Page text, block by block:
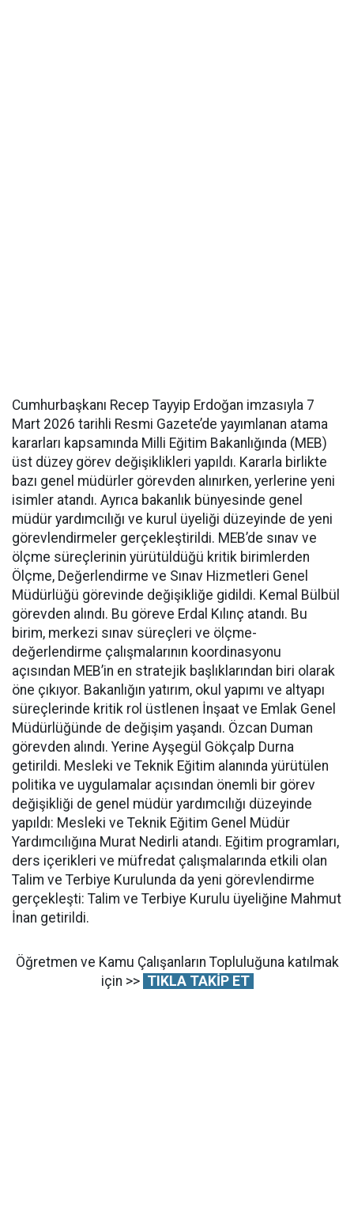
Cumhurbaşkanı Recep Tayyip Erdoğan imzasıyla 7
Mart 2026 tarihli Resmi Gazete’de yayımlanan atama
kararları kapsamında Milli Eğitim Bakanlığında (MEB)
üst düzey görev değişiklikleri yapıldı. Kararla birlikte
bazı genel müdürler görevden alınırken, yerlerine yeni
isimler atandı. Ayrıca bakanlık bünyesinde genel
müdür yardımcılığı ve kurul üyeliği düzeyinde de yeni
görevlendirmeler gerçekleştirildi. MEB’de sınav ve
ölçme süreçlerinin yürütüldüğü kritik birimlerden
Ölçme, Değerlendirme ve Sınav Hizmetleri Genel
Müdürlüğü görevinde değişikliğe gidildi. Kemal Bülbül
görevden alındı. Bu göreve Erdal Kılınç atandı. Bu
birim, merkezi sınav süreçleri ve ölçme-
değerlendirme çalışmalarının koordinasyonu
açısından MEB’in en stratejik başlıklarından biri olarak
öne çıkıyor. Bakanlığın yatırım, okul yapımı ve altyapı
süreçlerinde kritik rol üstlenen İnşaat ve Emlak Genel
Müdürlüğünde de değişim yaşandı. Özcan Duman
görevden alındı. Yerine Ayşegül Gökçalp Durna
getirildi. Mesleki ve Teknik Eğitim alanında yürütülen
politika ve uygulamalar açısından önemli bir görev
değişikliği de genel müdür yardımcılığı düzeyinde
yapıldı: Mesleki ve Teknik Eğitim Genel Müdür
Yardımcılığına Murat Nedirli atandı. Eğitim programları,
ders içerikleri ve müfredat çalışmalarında etkili olan
Talim ve Terbiye Kurulunda da yeni görevlendirme
gerçekleşti: Talim ve Terbiye Kurulu üyeliğine Mahmut
İnan getirildi.
Öğretmen ve Kamu Çalışanların Topluluğuna katılmak
için >> TIKLA TAKİP ET